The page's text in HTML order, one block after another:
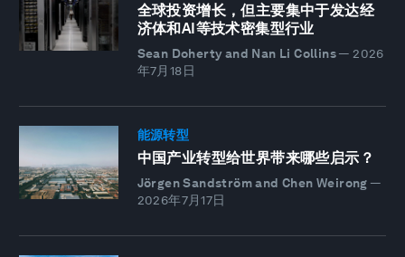
全球投资增长，但主要集中于发达经
济体和AI等技术密集型行业
Sean Doherty and Nan Li Collins— 2026
年7月18日
能源转型
中国产业转型给世界带来哪些启示？
Jörgen Sandström and Chen Weirong —
2026年7月17日